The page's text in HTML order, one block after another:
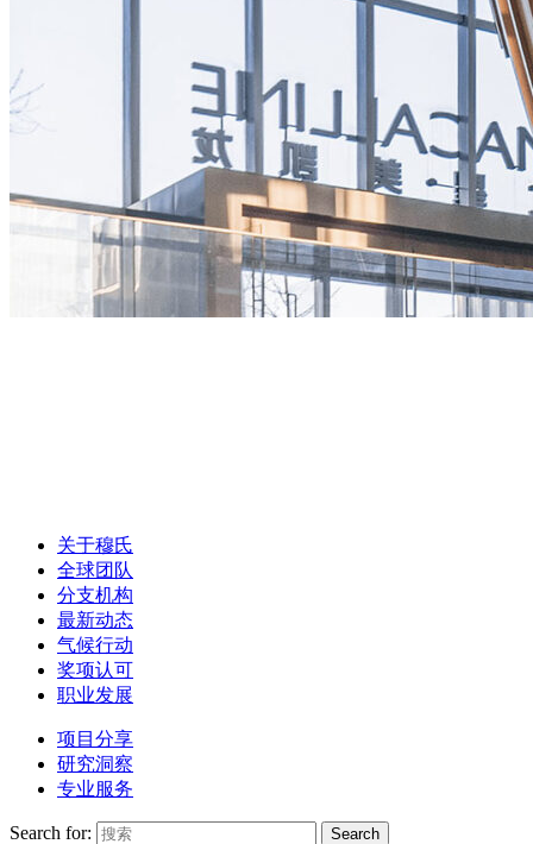
关于穆氏
全球团队
分支机构
最新动态
气候行动
奖项认可
职业发展
项目分享
研究洞察
专业服务
Search for: